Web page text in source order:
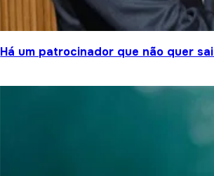
Há um patrocinador que não quer